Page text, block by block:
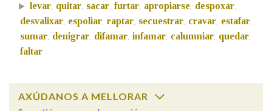
BUSCAR NO CONTIDO
Nas definicións
Nos exemplos
levar, quitar, sacar, furtar, apropiarse, despoxar,
desvalixar, espoliar, raptar, secuestrar, cravar, estafar,
sumar, denigrar, difamar, infamar, calumniar, quedar,
faltar
AXÚDANOS A MELLORAR